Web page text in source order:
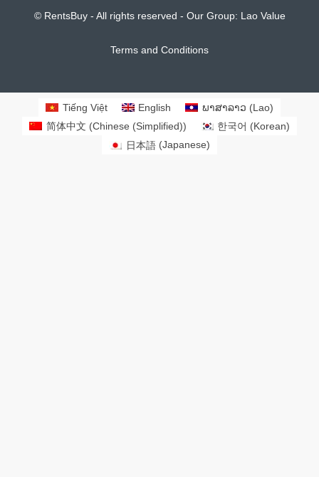
© RentsBuy - All rights reserved - Our Group: Lao Value
Terms and Conditions
Tiếng Việt English ພາສາລາວ (Lao)
简体中文 (Chinese (Simplified)) 한국어 (Korean)
日本語(Japanese)